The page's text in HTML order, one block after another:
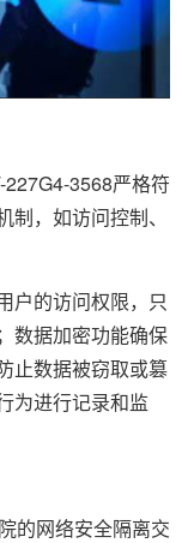
3568严格符
，如访问控制、
的访问权限，只
数据加密功能确保
止数据被窃取或篡
为进行记录和监
的网络安全隔离交